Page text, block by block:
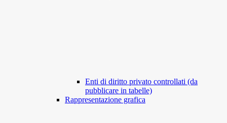
Enti di diritto privato controllati (da
pubblicare in tabelle)
Rappresentazione grafica